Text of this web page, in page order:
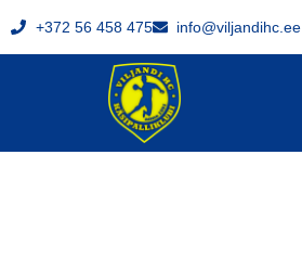
+372 56 458 475 info@viljandihc.ee